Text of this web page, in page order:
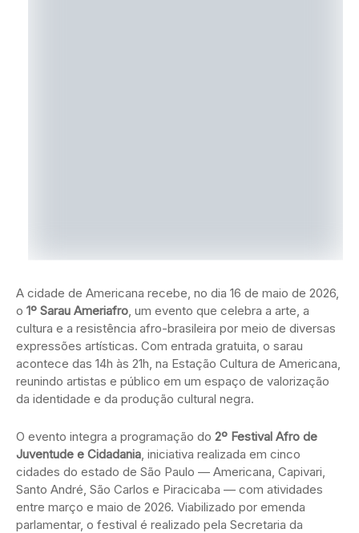
A cidade de Americana recebe, no dia 16 de maio de 2026,
o 1º Sarau Ameriafro , um evento que celebra a arte, a
cultura e a resistência afro-brasileira por meio de diversas
expressões artísticas. Com entrada gratuita, o sarau
acontece das 14h às 21h, na Estação Cultura de Americana,
reunindo artistas e público em um espaço de valorização
da identidade e da produção cultural negra.
O evento integra a programação do 2º Festival Afro de
Juventude e Cidadania , iniciativa realizada em cinco
cidades do estado de São Paulo — Americana, Capivari,
Santo André, São Carlos e Piracicaba — com atividades
entre março e maio de 2026. Viabilizado por emenda
parlamentar, o festival é realizado pela Secretaria da